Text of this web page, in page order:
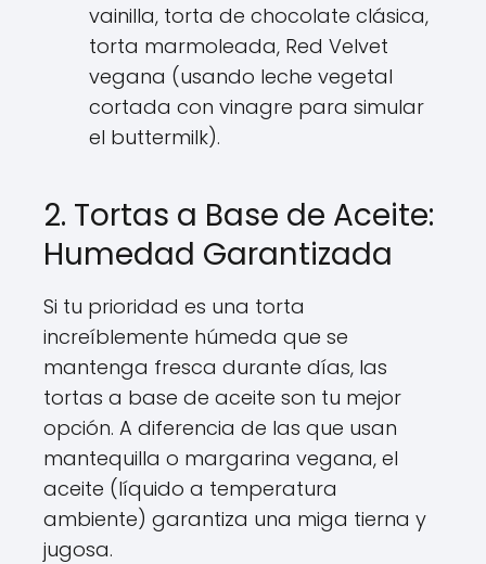
vainilla, torta de chocolate clásica,
torta marmoleada, Red Velvet
vegana (usando leche vegetal
cortada con vinagre para simular
el buttermilk).
2. Tortas a Base de Aceite:
Humedad Garantizada
Si tu prioridad es una torta
increíblemente húmeda que se
mantenga fresca durante días, las
tortas a base de aceite son tu mejor
opción. A diferencia de las que usan
mantequilla o margarina vegana, el
aceite (líquido a temperatura
ambiente) garantiza una miga tierna y
jugosa.